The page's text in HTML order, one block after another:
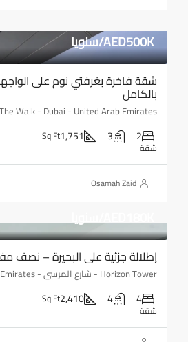
AED500K/سنويا
شقة فاخرة بغرفتي نوم على
بالكامل
2
3
1,751
Sq Ft
شقة
Osamah Zaid
AED180K/سنويا
إطلالة جزئية على البحيرة – نصف
Horizon Tower - شارع المرسى - Dubai - United Arab Emirates
4
4
2,410
Sq Ft
شقة